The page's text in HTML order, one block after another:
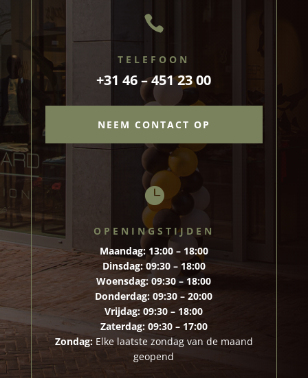

TELEFOON
+31 46 – 451 23 00
NEEM CONTACT OP

OPENINGSTIJDEN
Maandag: 13:00 – 18:00
Dinsdag:09:30 – 18:00
Woensdag:09:30 – 18:00
Donderdag:09:30 – 20:00
Vrijdag:09:30 – 18:00
Zaterdag: 09:30 – 17:00
Zondag: Elke laatste zondag van de maand
geopend